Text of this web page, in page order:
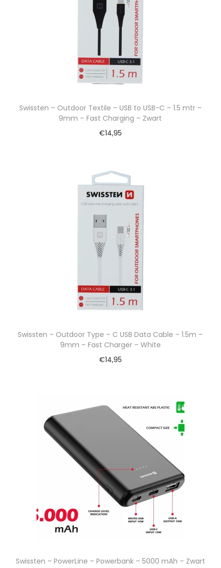
Swissten – Outdoor Textile – USB to USB-C – 1.5 mtr –
9mm – Fast Charging – Zwart
€14,95
Swissten – Outdoor Type – C USB Data Cable – 1.5m –
9mm – Fast Charger – White
€14,95
Swissten – PowerLine – Powerbank – 5000 mAh – Zwart